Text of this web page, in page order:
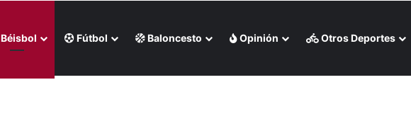
Béisbol Fútbol Baloncesto Opinión Otros Deportes